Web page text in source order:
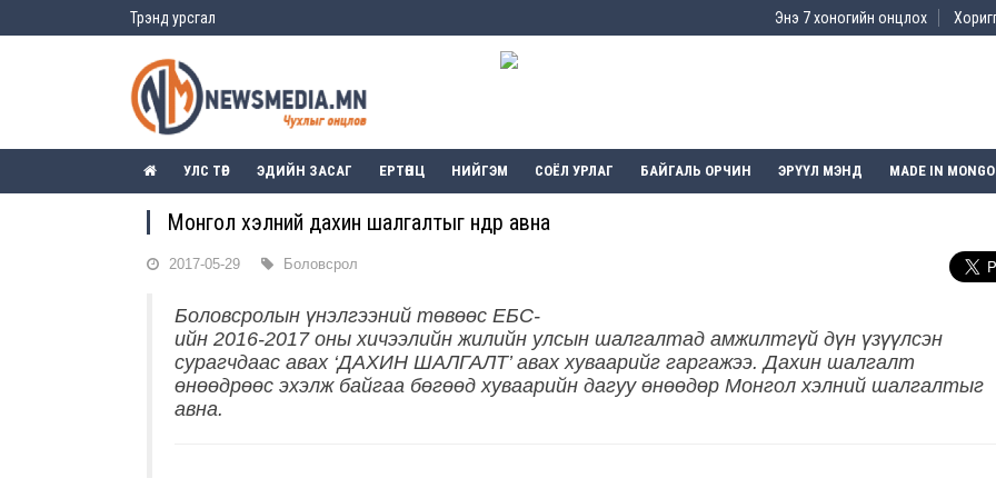
Трэнд урсгал Энэ 7 хоногийн онцлох
УЛС ТӨР ЭДИЙН ЗАСАГ ЕРТӨНЦ НИЙГЭМ СОЁЛ УРЛАГ БАЙГАЛЬ ОРЧИН ЭРҮҮЛ МЭНД MADE IN
Монгол хэлний дахин шалгалтыг өнөөдөр авна
2017-05-29 Боловсрол
Боловсролын үнэлгээний төвөөс ЕБС-
ийн 2016-2017 оны хичээлийн жилийн улсын шалгалтад амжилтгүй дүн үзүүлсэн
сурагчдаас авах ‘ДАХИН ШАЛГАЛТ’ авах хуваарийг гаргажээ. Дахин шалгалт
өнөөдрөөс эхэлж байгаа бөгөөд хуваарийн дагуу өнөөдөр Монгол хэлний шалгалтыг
авна.